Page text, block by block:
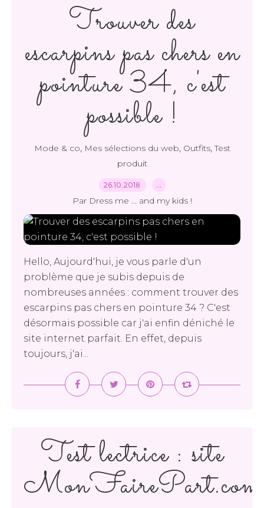
Trouver des
escarpins pas chers en
pointure 34, c'est
possible !
Mode & co, Mes sélections du web, Outfits,Test
produit
26.10.2018 …
Par Dress me ... and my kids !
Hello, Aujourd'hui, je vous parle d'un
problème que je subis depuis de
nombreuses années : comment trouver des
escarpins pas chers en pointure 34 ? C'est
désormais possible car j'ai enfin déniché le
site internet parfait. En effet, depuis
toujours, j'ai...
Test lectrice : site
MonFairePart.com